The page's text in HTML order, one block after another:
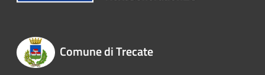
Comune di Trecate